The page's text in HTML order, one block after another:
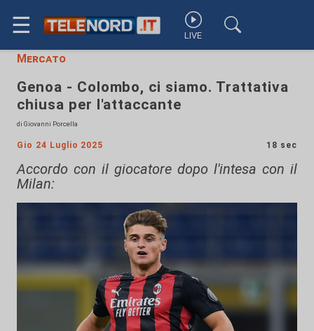
☰ LIVE
Mercato
Genoa - Colombo, ci siamo. Trattativa
chiusa per l'attaccante
di Giovanni Porcella
Gio 24 Luglio 2025 18 sec
Accordo con il giocatore dopo l'intesa con il
Milan: